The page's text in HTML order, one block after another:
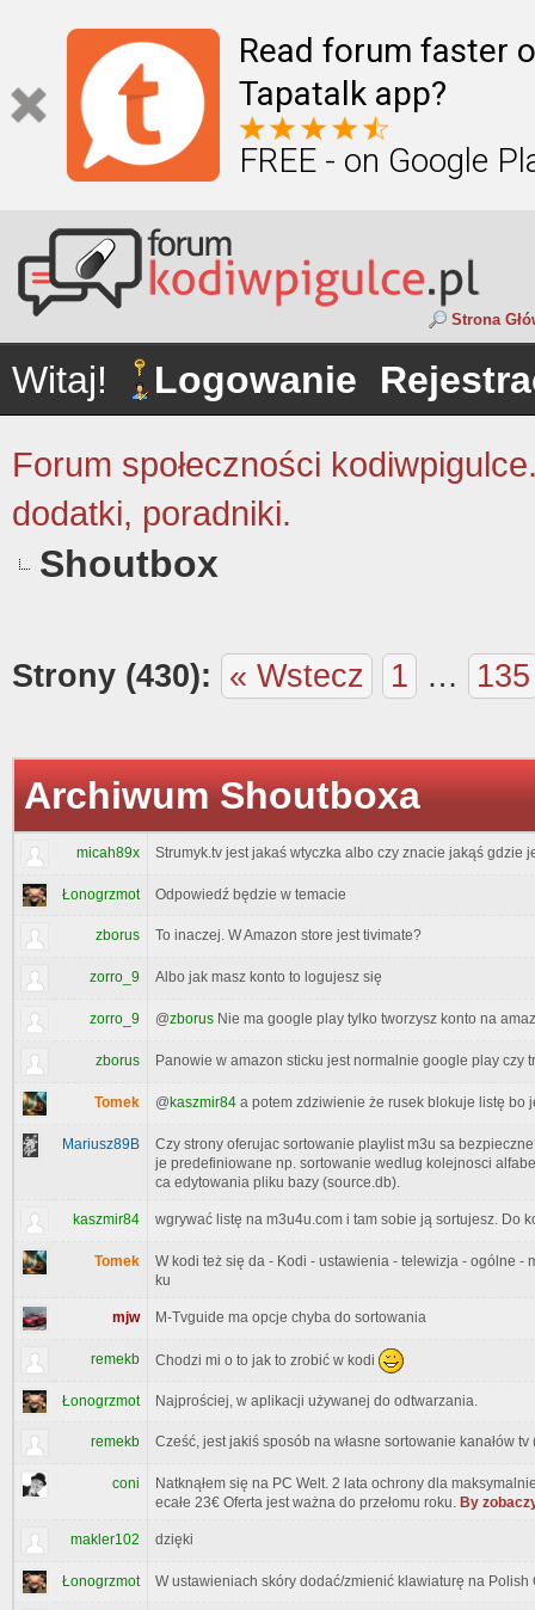
Read forum faster
Tapatalk app?
FREE - on Google
Strona
Witaj! Logowanie
Forum społeczności
dodatki, poradniki.
Shoutbox
Strony (430): « Wstecz 1 … 135
Archiwum Shoutboxa
micah89x Strumyk.tv jest jakaś wtyczka albo czy znacie jakąś gdzie
Łonogrzmot Odpowiedź będzie w temacie
zborus To inaczej. W Amazon store jest tivimate?
zorro_9 Albo jak masz konto to logujesz się
zorro_9 @zborus Nie ma google play tylko tworzysz konto na
zborus Panowie w amazon sticku jest normalnie google play czy
Tomek @ kaszmir84 a potem zdziwienie że rusek blokuje listę bo
Mariusz89B
Czy strony oferujac sortowanie playlist m3u sa
je predefiniowane np. sortowanie wedlug kolejnosci
ca edytowania pliku bazy (source.db).
kaszmir84 wgrywać listę na m3u4u.com i tam sobie ją sortujesz. Do
Tomek
W kodi też się da - Kodi - ustawienia - telewizja - ogólne -
ku
mjw M-Tvguide ma opcje chyba do sortowania
remekb Chodzi mi o to jak to zrobić w kodi
Łonogrzmot Najprościej, w aplikacji używanej do odtwarzania.
remekb Cześć, jest jakiś sposób na własne sortowanie kanałów tv
coni
Natknąłem się na PC Welt. 2 lata ochrony dla
ecałe 23€ Oferta jest ważna do przełomu roku. By
makler102 dzięki
Łonogrzmot W ustawieniach skóry dodać/zmienić klawiaturę na Polish